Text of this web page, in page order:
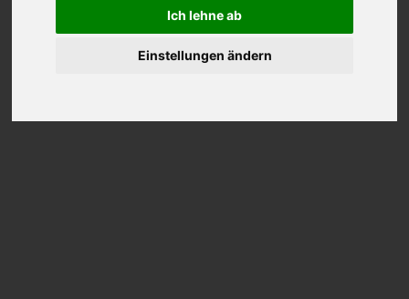
Ich lehne ab
Einstellungen ändern